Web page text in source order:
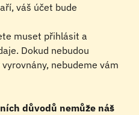
váš účet bude
muset přihlásit a
Dokud nebudou
nebudeme vám
důvodů nemůže náš